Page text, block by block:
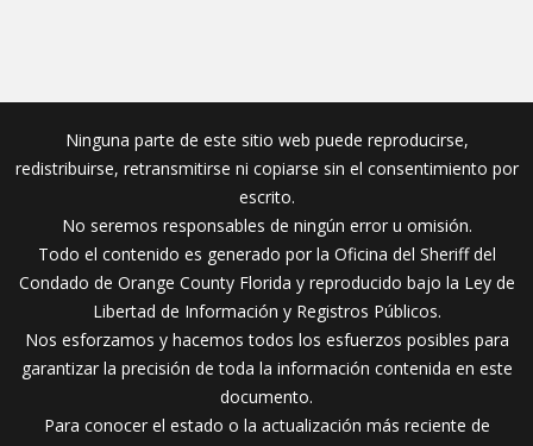
Ninguna parte de este sitio web puede reproducirse,
redistribuirse, retransmitirse ni copiarse sin el consentimiento por
escrito.
No seremos responsables de ningún error u omisión.
Todo el contenido es generado por la Oficina del Sheriff del
Condado de Orange County Florida y reproducido bajo la Ley de
Libertad de Información y Registros Públicos.
Nos esforzamos y hacemos todos los esfuerzos posibles para
garantizar la precisión de toda la información contenida en este
documento.
Para conocer el estado o la actualización más reciente de